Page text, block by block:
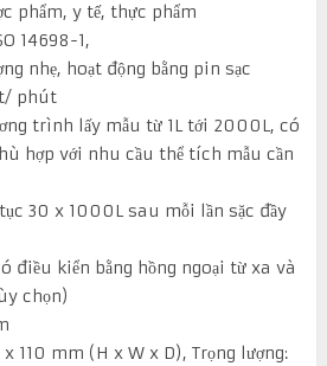
phẩm, y tế, thực phẩm
14698-1,
nhẹ, hoạt động bằng pin sạc
phút
trình lấy mẫu từ 1L tới 2000L, có
hợp với nhu cầu thể tích mẫu cần
30 x 1000L sau mỗi lần sặc đầy
điều kiển bằng hồng ngoại từ xa và
chọn)
110 mm (H x W x D), Trọng lượng: